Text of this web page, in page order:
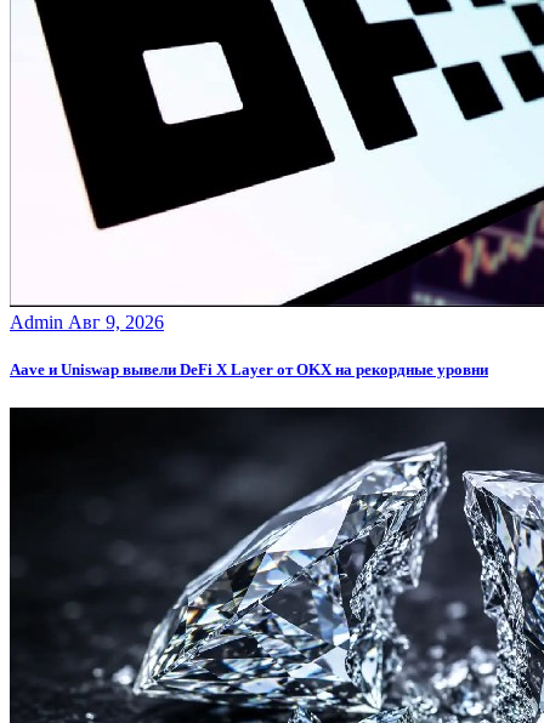
Admin Авг 9, 2026
Aave и Uniswap вывели DeFi X Layer от OKX на рекордные уровни